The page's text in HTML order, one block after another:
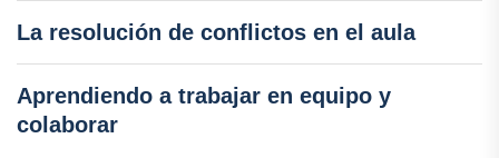
La resolución de conflictos en el aula
Aprendiendo a trabajar en equipo y
colaborar